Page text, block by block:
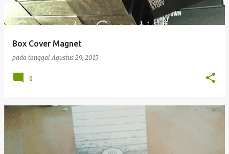
Box Cover Magnet
pada tanggalAgustus 29, 2015
0